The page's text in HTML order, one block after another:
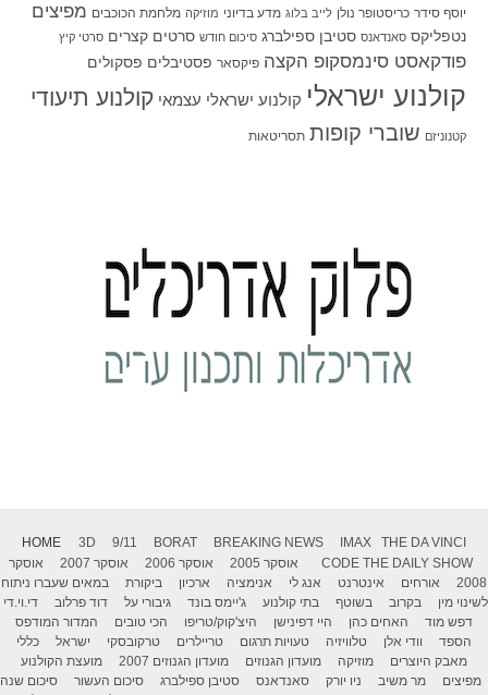
יוסף סידר כריסטופר נולן לייב בלוג מדע בדיוני מוזיקה מלחמת הכוכבים מפיצים
נטפליקס סאנדאנס סטיבן ספילברג סיכום חודש סרטים קצרים סרטי קיץ
פודקאסט סינמסקופ הקצה פיקסאר פסטיבלים פסקולים
קולנוע ישראלי קולנוע ישראלי עצמאי קולנוע תיעודי
קטנוניזם שוברי קופות תסריטאות
HOME 3D 9/11 BORAT BREAKING NEWS IMAX
THE DA VINCI
CODE THE DAILY SHOW אוסקר 2005 אוסקר 2006 אוסקר 2007
אוסקר
2008
אורחים אינטרנט אנג לי אנימציה ארכיון ביקורת
במאים שעברו ניתוח
לשינוי מין
בקרוב בשוטף בתי קולנוע ג'יימס בונד גיבורי על דוד פרלוב
די.וי.די
דפש מוד
האחים כהן היי דפינישן היצ'קוק/טריפו הכי טובים
המדור המודפס
הספד
וודי אלן טלוויזיה טעויות תרגום טריילרים טרקובסקי ישראל
כללי
מאבק היוצרים
מוזיקה מועדון הגנוזים מועדון הגנוזים 2007
מועצת הקולנוע
מפיצים
מר משיב ניו יורק סאנדאנס סטיבן ספילברג סיכום העשור
סיכום שנה